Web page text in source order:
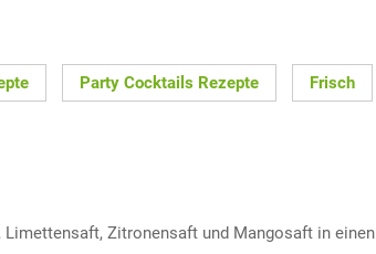
Party Cocktails Rezepte Frisch
Zitronensaft und Mangosaft in einen